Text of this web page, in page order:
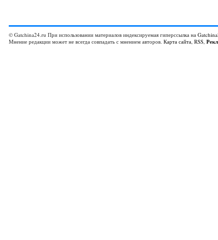
© Gatchina24.ru При использовании материалов индексируемая гиперссылка на
Мнение редакции может не всегда совпадать с мнением авторов. Карта сайта, RSS,